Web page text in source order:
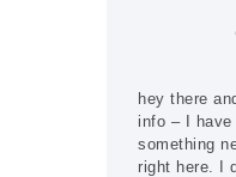
hey there
info – I
something
right here. I